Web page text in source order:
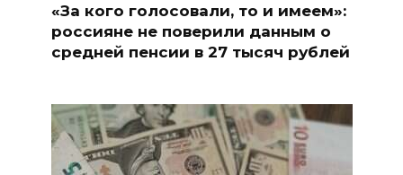
«За кого голосовали, то и имеем»:
россияне не поверили данным о
средней пенсии в 27 тысяч рублей